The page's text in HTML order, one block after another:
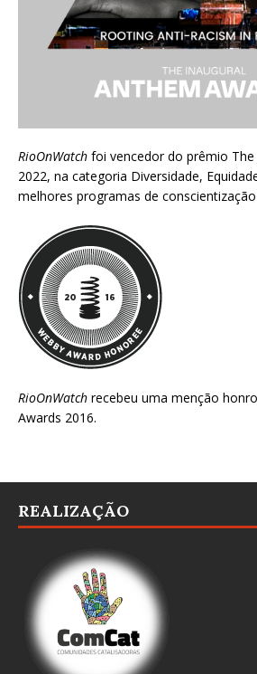
RioOnWatch foi vencedor do prêmio
2022, na categoria Diversidade,
melhores programas de
RioOnWatch recebeu uma menção
Awards 2016.
REALIZAÇÃO